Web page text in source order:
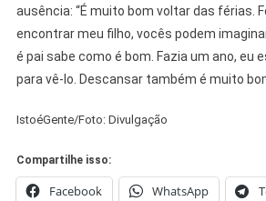
ausência: “É muito bom voltar das férias.
encontrar meu filho, vocês podem
é pai sabe como é bom. Fazia um ano, eu
para vê-lo. Descansar também é muito
IstoéGente/Foto: Divulgação
Compartilhe isso:
Facebook WhatsApp